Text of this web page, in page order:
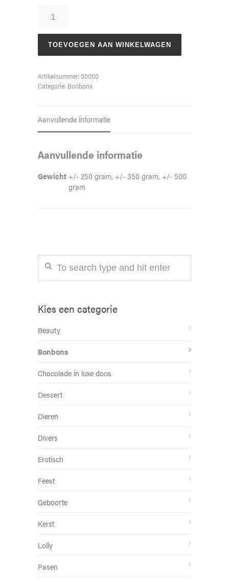
bonbons
aantal
TOEVOEGEN AAN WINKELWAGEN
Artikelnummer: 00000
Categorie: Bonbons
Aanvullende informatie
Aanvullende informatie
Gewicht+/- 250 gram, +/- 350 gram, +/- 500
gram
Kies een categorie
Beauty
Bonbons
Chocolade in luxe doos
Dessert
Dieren
Divers
Erotisch
Feest
Geboorte
Kerst
Lolly
Pasen